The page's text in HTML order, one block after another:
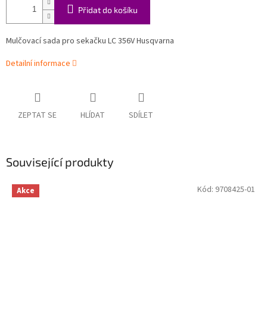
Přidat do košíku
Mulčovací sada pro sekačku LC 356V Husqvarna
Detailní informace
ZEPTAT SE HLÍDAT SDÍLET
Související produkty
Akce Kód: 9708425-01